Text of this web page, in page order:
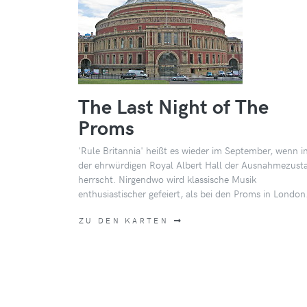
The Last Night of The
Proms
'Rule Britannia' heißt es wieder im September, wenn in
der ehrwürdigen Royal Albert Hall der
herrscht. Nirgendwo wird klassische Musik
enthusiastischer gefeiert, als bei den Proms in London.
ZU DEN KARTEN